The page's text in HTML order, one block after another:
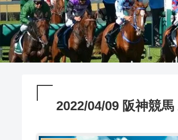
2022/04/09 阪神競